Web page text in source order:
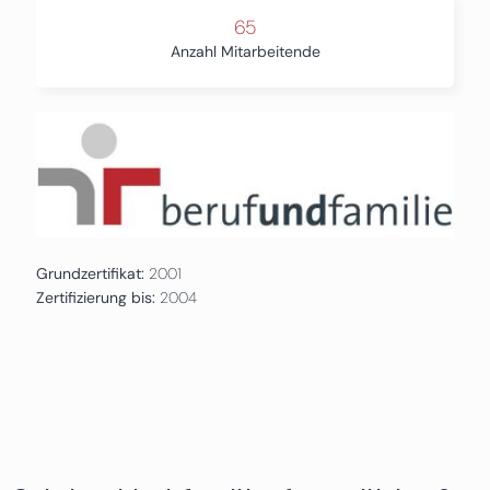
65
Anzahl Mitarbeitende
Grundzertifikat: 2001
Zertifizierung bis: 2004